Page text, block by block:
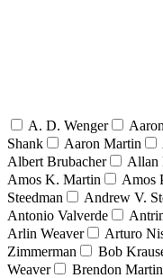
A. D. Wenger
Shank
Aaron Martin
Albert Brubacher
Allan
Amos K. Martin
Amos
Steedman
Andrew V.
Antonio Valverde
Arlin Weaver
Arturo
Zimmerman
Bob
Weaver
Brendon Martin